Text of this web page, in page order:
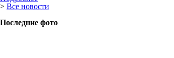
> Все новости
Последние фото